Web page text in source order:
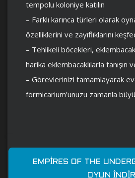
tempolu koloniye katılın
– Farklı karınca türleri olarak
özelliklerini ve zayıflıklarını
– Tehlikeli böcekleri,
harika eklembacaklılarla tanışın
– Görevlerinizi tamamlayarak
formicarium’unuzu zamanla
EMPIRES OF THE
OYUN İNDIR